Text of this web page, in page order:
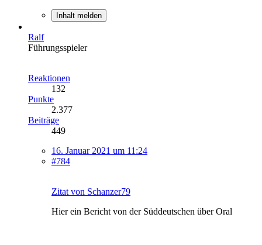
Inhalt melden
Ralf
Führungsspieler
Reaktionen
132
Punkte
2.377
Beiträge
449
16. Januar 2021 um 11:24
#784
Zitat von Schanzer79
Hier ein Bericht von der Süddeutschen über Oral